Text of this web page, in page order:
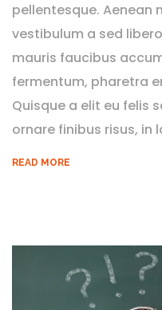
pellentesque. Aenean
vestibulum a sed
mauris faucibus
fermentum, pharetra
Quisque a elit eu felis
ornare finibus risus, in
READ MORE